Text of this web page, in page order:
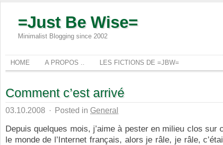
=Just Be Wise=
Minimalist Blogging since 2002
HOME A PROPOS .. LES FICTIONS DE =JBW=
Comment c’est arrivé
03.10.2008 · Posted in General
Depuis quelques mois, j’aime à pester en milieu clos sur
le monde de l’Internet français, alors je râle, je râle,